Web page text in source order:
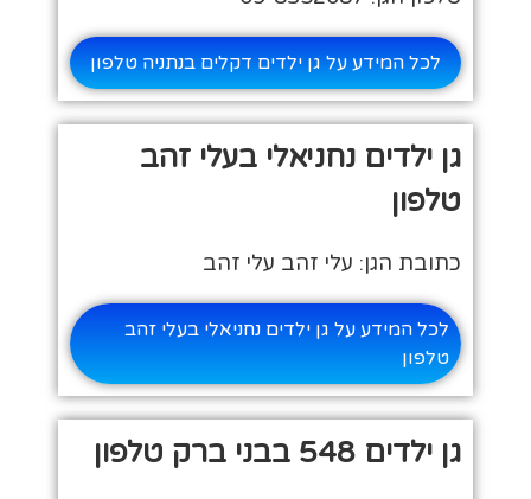
לכל המידע על גן ילדים דקלים בנתניה טלפון
גן ילדים נחניאלי בעלי זהב
טלפון
כתובת הגן: עלי זהב עלי זהב
לכל המידע על גן ילדים נחניאלי בעלי זהב
טלפון
גן ילדים 548 בבני ברק טלפון